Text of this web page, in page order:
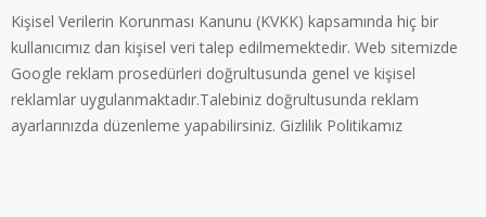
Kişisel Verilerin Korunması Kanunu (KVKK) kapsamında hiç bir
kullanıcımız dan kişisel veri talep edilmemektedir. Web sitemizde
Google reklam prosedürleri doğrultusunda genel ve kişisel
reklamlar uygulanmaktadır.Talebiniz doğrultusunda reklam
ayarlarınızda düzenleme yapabilirsiniz. Gizlilik Politikamız